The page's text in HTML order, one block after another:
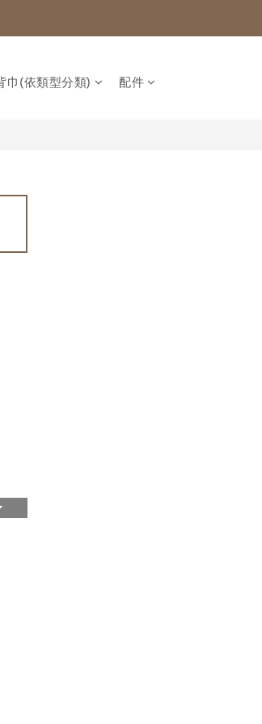
巾(依類型分類) 配件